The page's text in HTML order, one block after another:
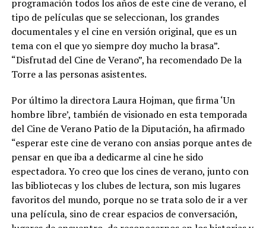
programación todos los años de este cine de verano, el
tipo de películas que se seleccionan, los grandes
documentales y el cine en versión original, que es un
tema con el que yo siempre doy mucho la brasa”.
“Disfrutad del Cine de Verano”, ha recomendado De la
Torre a las personas asistentes.
Por último la directora Laura Hojman, que firma ‘Un
hombre libre’, también de visionado en esta temporada
del Cine de Verano Patio de la Diputación, ha afirmado
“esperar este cine de verano con ansias porque antes de
pensar en que iba a dedicarme al cine he sido
espectadora. Yo creo que los cines de verano, junto con
las bibliotecas y los clubes de lectura, son mis lugares
favoritos del mundo, porque no se trata solo de ir a ver
una película, sino de crear espacios de conversación,